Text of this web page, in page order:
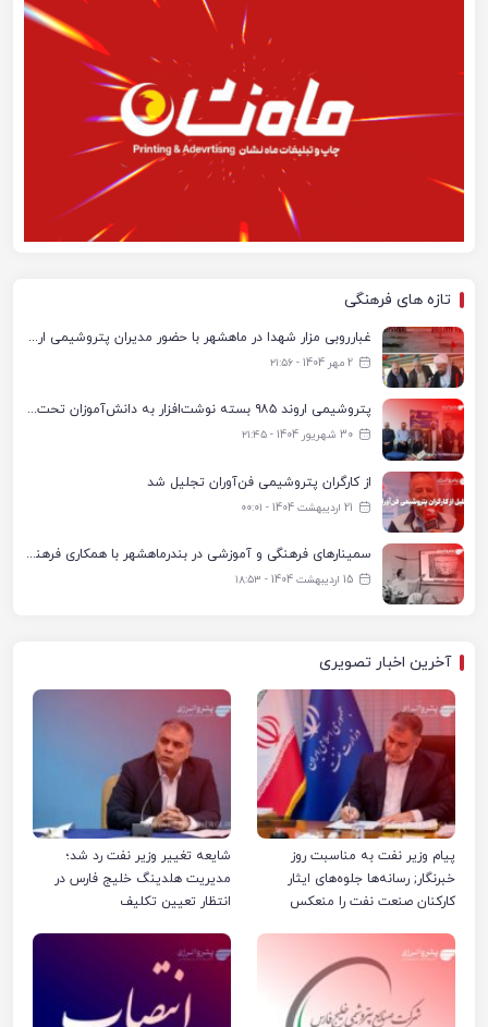
تازه های فرهنگی
غبارروبی مزار شهدا در ماهشهر با حضور مدیران پتروشیمی اروند و مسئولان شهری
2 مهر 1404 - ۲۱:۵۶
پتروشیمی اروند ۹۸۵ بسته نوشت‌افزار به دانش‌آموزان تحت پوشش کمیته امداد بندرماهشهر اهدا کرد
30 شهریور 1404 - ۲۱:۴۵
از کارگران پتروشیمی فن‌آوران تجلیل شد
21 اردیبهشت 1404 - ۰۰:۰۱
سمینارهای فرهنگی و آموزشی در بندرماهشهر با همکاری فرهنگ‌سرای پتروشیمی مارون
15 اردیبهشت 1404 - ۱۸:۵۳
آخرین اخبار تصویری
پیام وزیر نفت به مناسبت روز
خبرنگار; رسانه‌ها جلوه‌های ایثار
کارکنان صنعت نفت را منعکس
شایعه تغییر وزیر نفت رد شد؛
مدیریت هلدینگ خلیج فارس در
انتظار تعیین تکلیف